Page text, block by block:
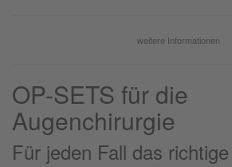
weitere Informationen
OP-SETS für die
Augenchirurgie
Für jeden Fall das